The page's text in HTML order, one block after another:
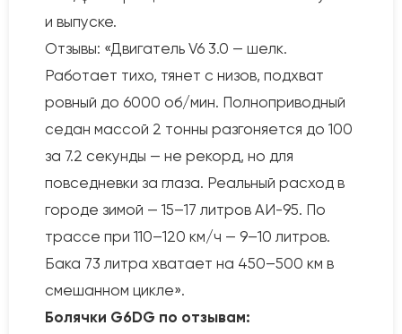
и выпуске.
Отзывы: «Двигатель V6 3.0 — шелк.
Работает тихо, тянет с низов, подхват
ровный до 6000 об/мин. Полноприводный
седан массой 2 тонны разгоняется до 100
за 7.2 секунды — не рекорд, но для
повседневки за глаза. Реальный расход в
городе зимой — 15–17 литров АИ-95. По
трассе при 110–120 км/ч — 9–10 литров.
Бака 73 литра хватает на 450–500 км в
смешанном цикле».
Болячки G6DG по отзывам: